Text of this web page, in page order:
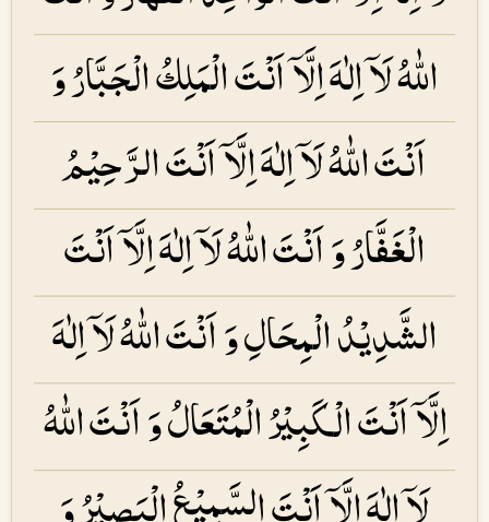
اللّٰهُ لَاۤ اِلٰهَ اِلَّاۤ اَنْتَ الْمَلِكُ الْجَبَّارُ وَ
اَنْتَ اللّٰهُ لَاۤ اِلٰهَ اِلَّاۤ اَنْتَ الرَّحِيْمُ
الْغَفَّارُ وَ اَنْتَ اللّٰهُ لَاۤ اِلٰهَ اِلَّاۤ اَنْتَ
الشَّدِيْدُ الْمِحَالِ وَ اَنْتَ اللّٰهُ لَاۤ اِلٰهَ
اِلَّاۤ اَنْتَ الْكَبِيْرُ الْمُتَعَالُ وَ اَنْتَ اللّٰهُ
لَاۤ اِلٰهَ اِلَّاۤ اَنْتَ السَّمِيْعُ الْبَصِيْرُ وَ